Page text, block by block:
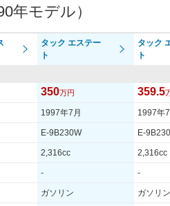
年モデル）
タック エステー
ト
タック
ト
350万円 359.5
1997年7月 1997年
E-9B230W E-
2,316cc 2,316cc
- -
ガソリン ガソリン